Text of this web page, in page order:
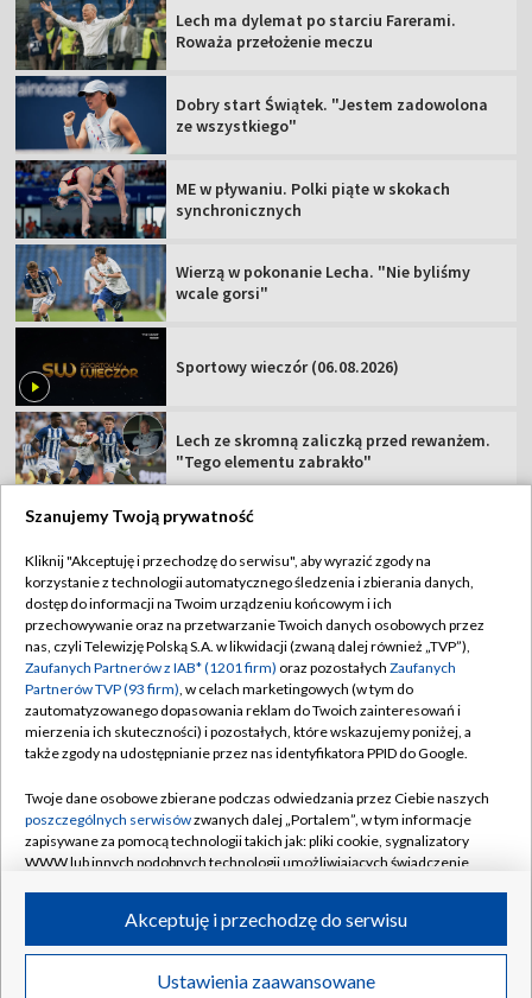
Transmisje Wideo
Lech ma dylemat po starciu Farerami.
Roważa przełożenie meczu
Dobry start Świątek. "Jestem zadowolona
ze wszystkiego"
ME w pływaniu. Polki piąte w skokach
synchronicznych
Wierzą w pokonanie Lecha. "Nie byliśmy
wcale gorsi"
Sportowy wieczór (06.08.2026)
Lech ze skromną zaliczką przed rewanżem.
"Tego elementu zabrakło"
TVP
Abonament TVP
Sklep TVP
Biuro Reklamy
Oferta Handlowa
Emisja w TVP
Rada Programowa
Ogłoszenia przetargowe
Akademia Telewizyjna
Regulamin TVP
Polityka prywatności
Moje zgody
Biuro reklamy
Kanały
©2026 Telewizja Polska Spółka Akcyjna w likwidacji
Szanujemy Twoją prywatność
Kliknij "Akceptuję i przechodzę do serwisu", aby wyrazić zgody na
korzystanie z technologii automatycznego śledzenia i zbierania danych,
dostęp do informacji na Twoim urządzeniu końcowym i ich
przechowywanie oraz na przetwarzanie Twoich danych osobowych przez
nas, czyli Telewizję Polską S.A. w likwidacji (zwaną dalej również „TVP”),
Zaufanych Partnerów z IAB* (1201 firm) oraz pozostałych Zaufanych
Partnerów TVP (93 firm), w celach marketingowych (w tym do
zautomatyzowanego dopasowania reklam do Twoich zainteresowań i
mierzenia ich skuteczności) i pozostałych, które wskazujemy poniżej, a
także zgody na udostępnianie przez nas identyfikatora PPID do Google.
Twoje dane osobowe zbierane podczas odwiedzania przez Ciebie naszych
poszczególnych serwisówzwanych dalej „Portalem”, w tym informacje
zapisywane za pomocą technologii takich jak: pliki cookie, sygnalizatory
WWW lub innych podobnych technologii umożliwiających świadczenie
ruchu w Internecie.
Twoje dane osobowe zbierane podczas odwiedzania przez Ciebie
poszczególnych serwisówna Portalu, takie jak adresy IP, identyfikatory
Ustawienia zaawansowane
Akceptuję i przechodzę do serwisu